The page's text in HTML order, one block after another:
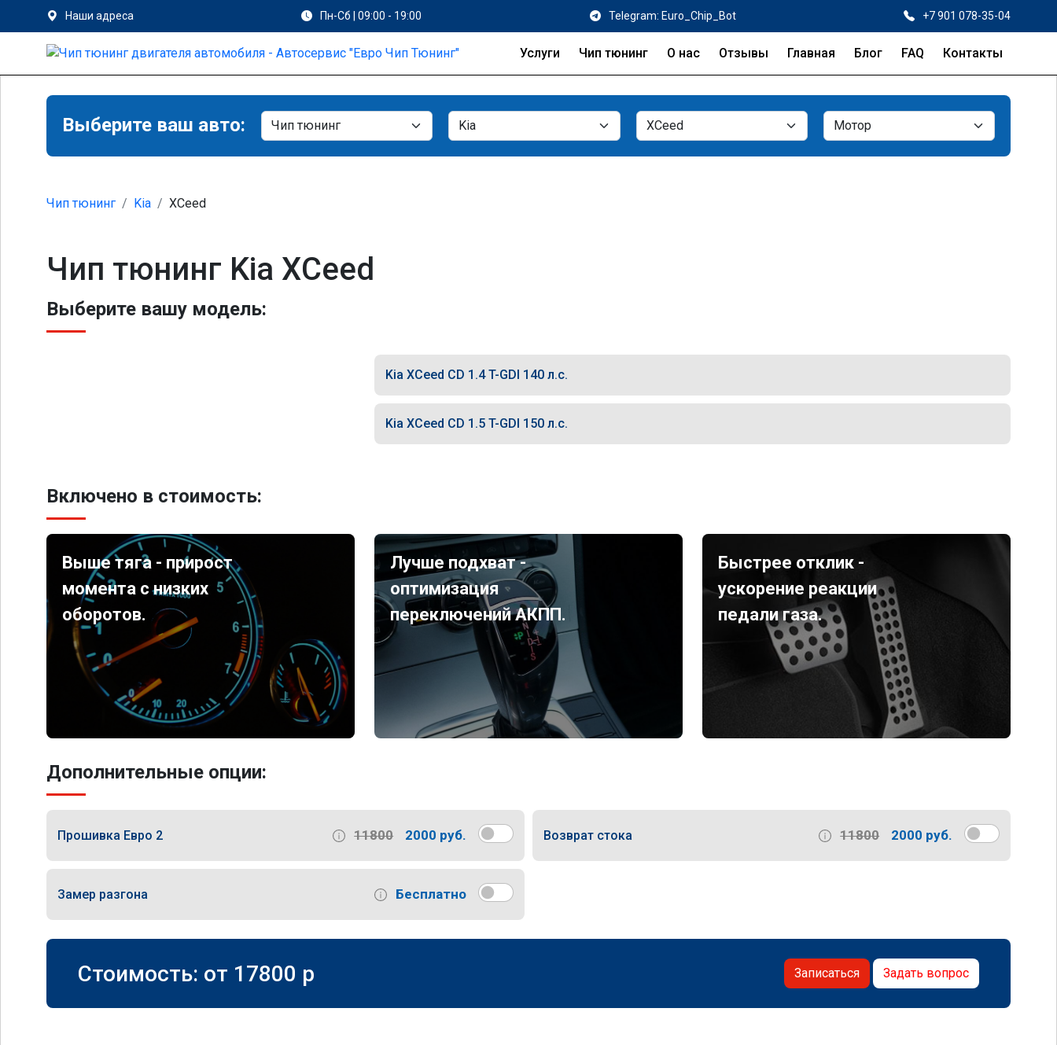
Наши адреса Пн-Сб | 09:00 - 19:00 Telegram: Euro_Chip_Bot +7 901 078-35-04
Услуги Чип тюнинг О нас Отзывы Главная Блог FAQ Контакты
Выберите ваш авто:
Чип тюнинг Kia XCeed
Чип тюнинг Kia XCeed
Выберите вашу модель:
Kia XCeed CD 1.4 T-GDI 140 л.с.
Kia XCeed CD 1.5 T-GDI 150 л.с.
Включено в стоимость:
Выше тяга - прирост
момента с низких
оборотов.
Лучше подхват -
оптимизация
переключений АКПП.
Быстрее отклик -
ускорение реакции
педали газа.
Дополнительные опции:
Прошивка Евро 2 11800 2000 руб. Возврат стока 11800 2000 руб.
Замер разгона Бесплатно
Стоимость: от 17800 p Записаться Задать вопрос